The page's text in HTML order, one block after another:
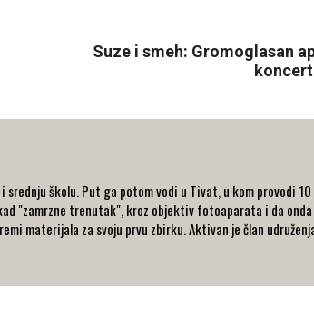
Suze i smeh: Gromoglasan
srednju školu. Put ga potom vodi u Tivat, u kom provodi
"zamrzne trenutak", kroz objektiv fotoaparata i da
materijala za svoju prvu zbirku. Aktivan je član